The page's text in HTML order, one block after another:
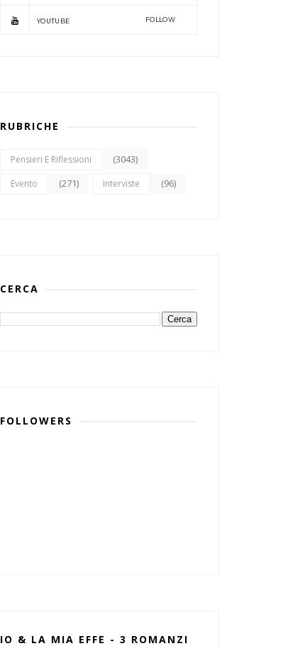
YOUTUBE FOLLOW
RUBRICHE
Pensieri E Riflessioni (3043)
Evento (271) Interviste (96)
CERCA
FOLLOWERS
IO & LA MIA EFFE - 3 ROMANZI